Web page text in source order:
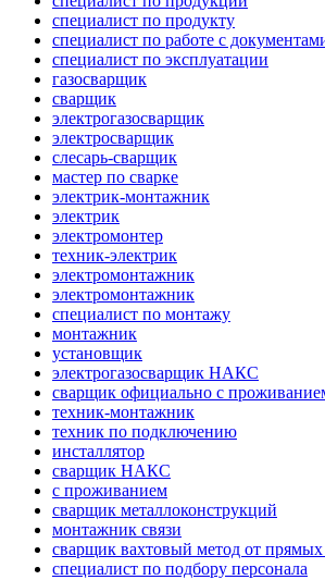
специалист по продукту
специалист по работе с
специалист по эксплуатации
газосварщик
сварщик
электрогазосварщик
электросварщик
слесарь-сварщик
мастер по сварке
электрик-монтажник
электрик
электромонтер
техник-электрик
электромонтажник
электромонтажник
специалист по монтажу
монтажник
установщик
электрогазосварщик НАКС
сварщик официально с
техник-монтажник
техник по подключению
инсталлятор
сварщик НАКС
с проживанием
сварщик металлоконструкций
монтажник связи
сварщик вахтовый метод от прямых
специалист по подбору персонала